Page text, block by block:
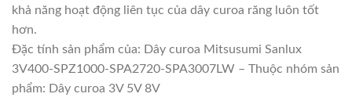
khả năng hoạt động liên tục của dây curoa răng luôn tốt
hơn.
Đặc tính sản phẩm của: Dây curoa Mitsusumi Sanlux
3V400-SPZ1000-SPA2720-SPA3007LW – Thuộc nhóm sản
phẩm: Dây curoa 3V 5V 8V